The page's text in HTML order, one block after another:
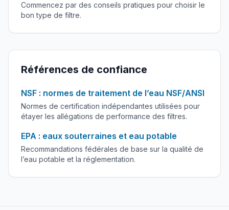
Commencez par des conseils pratiques pour choisir le
bon type de filtre.
Références de confiance
NSF : normes de traitement de l’eau NSF/ANSI
Normes de certification indépendantes utilisées pour
étayer les allégations de performance des filtres.
EPA : eaux souterraines et eau potable
Recommandations fédérales de base sur la qualité de
l’eau potable et la réglementation.